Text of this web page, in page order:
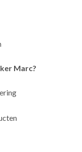
Marc?